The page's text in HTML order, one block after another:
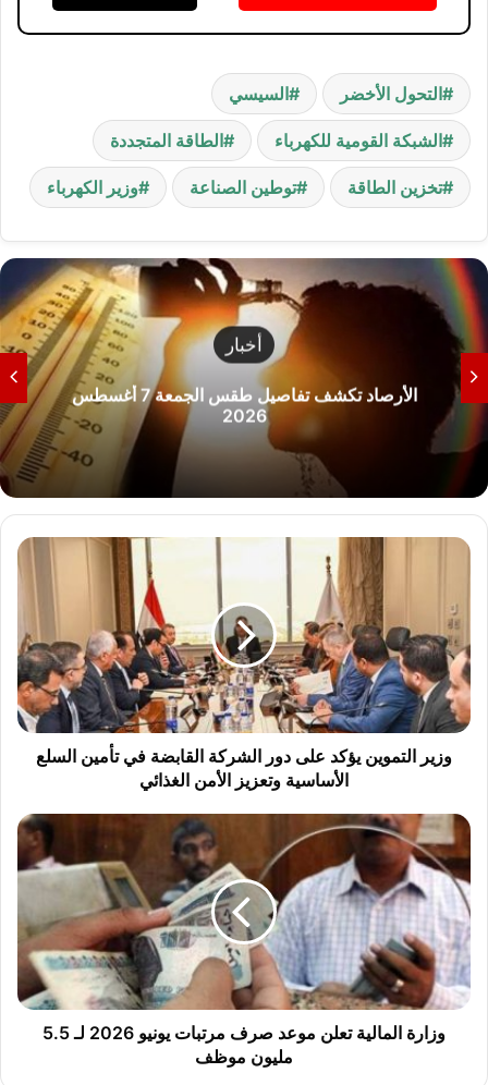
التحول الأخضر السيسي
الشبكة القومية للكهرباء الطاقة المتجددة
تخزين الطاقة توطين الصناعة وزير الكهرباء
أخبار
الأرصاد تكشف تفاصيل طقس الجمعة 7 أغسطس
2026
و
ر
ا
ل
ت
م
و
ؤ
ك
د
ع
ل
ى
د
و
ر
وزير التموين يؤكد على دور الشركة القابضة في تأمين السلع
الأساسية وتعزيز الأمن الغذائي
و
ز
ا
ر
ة
ا
ل
م
ا
وزارة المالية تعلن موعد صرف مرتبات يونيو 2026 لـ 5.5
مليون موظف